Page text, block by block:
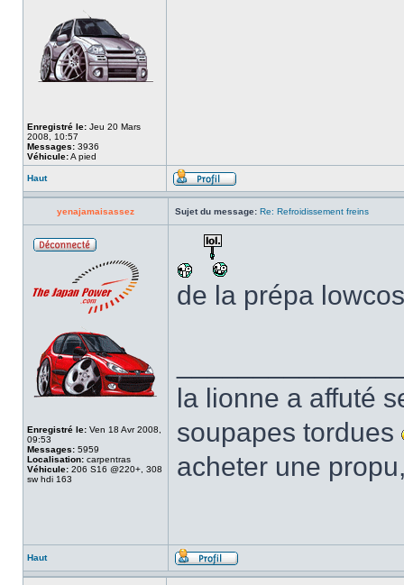
Enregistré le: Jeu 20 Mars
2008, 10:57
Messages: 3936
Véhicule:A pied
Haut
yenajamaisassez Sujet du message: Re: Refroidissement freins
Enregistré le: Ven 18 Avr 2008,
09:53
Messages: 5959
Localisation: carpentras
Véhicule: 206 S16 @220+, 308
sw hdi 163
de la prépa
la lionne a affuté
soupapes tordues
acheter une
Haut